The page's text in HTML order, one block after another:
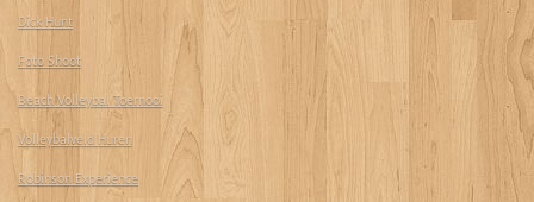
Dick Hunt
Foto Shoot
Beach Volleybal Toernooi
Volleybalveld Huren
Robinson Experience